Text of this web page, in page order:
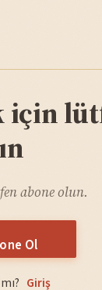
için
abone olun.
Ol
Giriş